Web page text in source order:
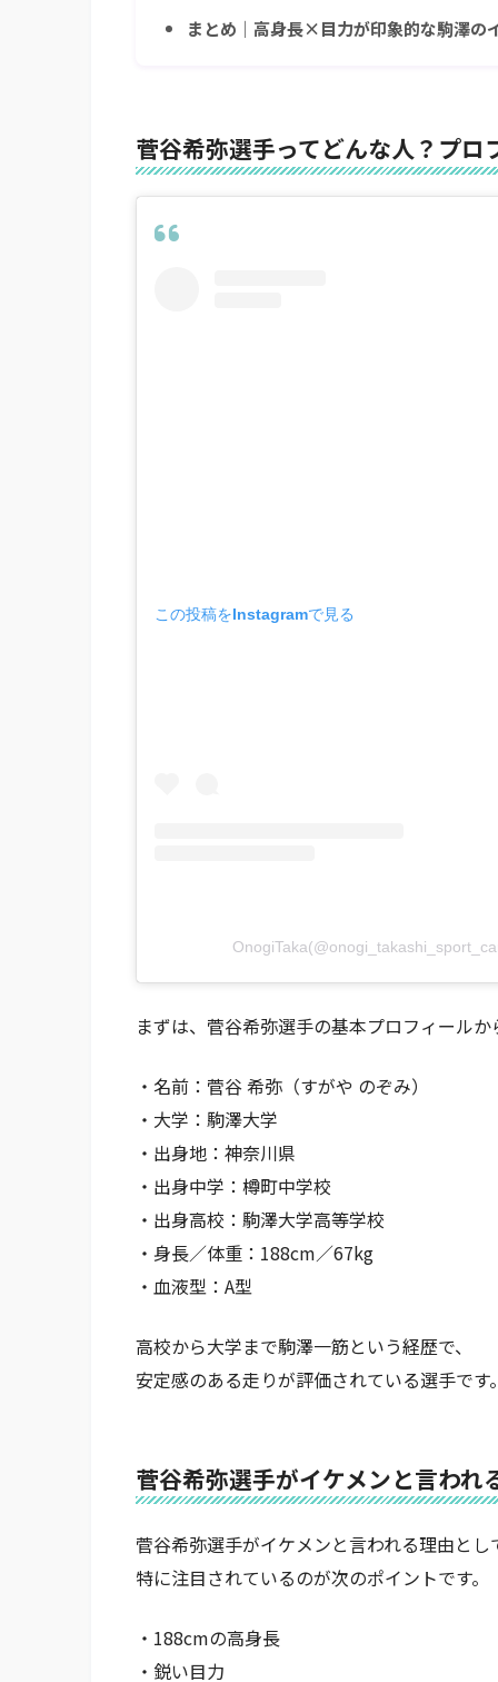
まとめ｜高身長×目力が印象的な駒澤の
菅谷希弥選手ってどんな人？プロ
この投稿をInstagramで見る
まずは、菅谷希弥選手の基本プロフィールか
・名前：菅谷 希弥（すがや のぞみ）
・大学：駒澤大学
・出身地：神奈川県
・出身中学：樽町中学校
・出身高校：駒澤大学高等学校
・身長／体重：188cm／67kg
・血液型：A型
高校から大学まで駒澤一筋という経歴で、
安定感のある走りが評価されている選手です。
菅谷希弥選手がイケメンと言われ
菅谷希弥選手がイケメンと言われる理由とし
特に注目されているのが次のポイントです。
・188cmの高身長
・鋭い目力